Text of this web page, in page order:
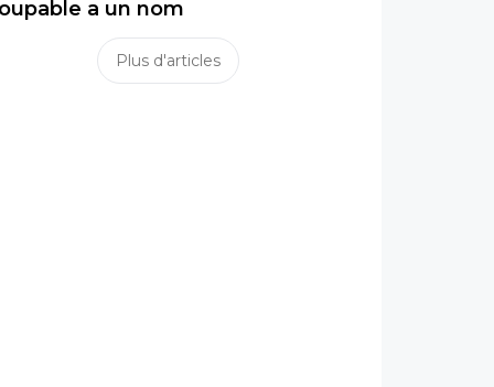
a un nom
Plus d'articles